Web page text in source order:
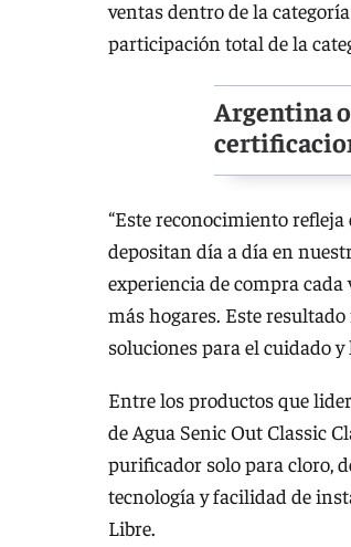
ventas dentro de la
participación total de la
Argentina
“Este reconocimiento
depositan día a día en
experiencia de compra cada
más hogares. Este
soluciones para el cuidado
Entre los productos que
de Agua Senic Out Classic
purificador solo para cloro,
tecnología y facilidad de
Libre.